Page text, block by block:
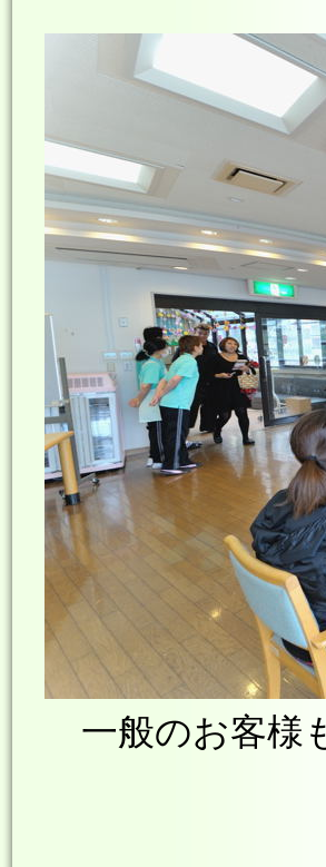
一般のお客様